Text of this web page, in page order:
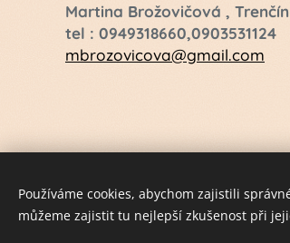
Martina Brožovičová , Trenčín
tel : 0949318660,0903531124
mbrozovicova@gmail.com
Používáme cookies, abychom zajistili
můžeme zajistit tu nejlepší zkušenost při